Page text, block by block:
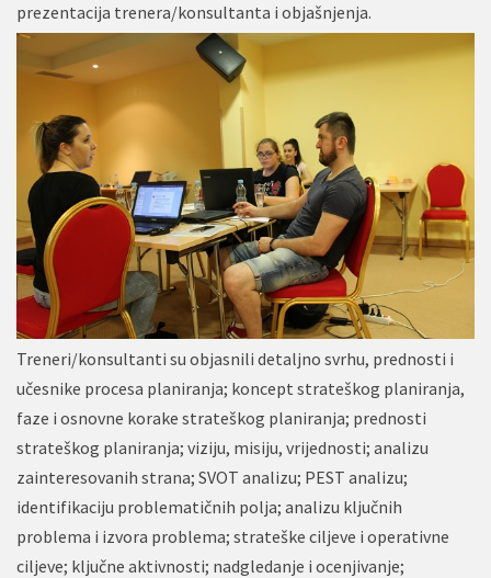
prezentacija trenera/konsultanta i objašnjenja.
Treneri/konsultanti su objasnili detaljno svrhu, prednosti i
učesnike procesa planiranja; koncept strateškog planiranja,
faze i osnovne korake strateškog planiranja; prednosti
strateškog planiranja; viziju, misiju, vrijednosti; analizu
zainteresovanih strana; SVOT analizu; PEST analizu;
identifikaciju problematičnih polja; analizu ključnih
problema i izvora problema; strateške ciljeve i operativne
ciljeve; ključne aktivnosti; nadgledanje i ocenjivanje;